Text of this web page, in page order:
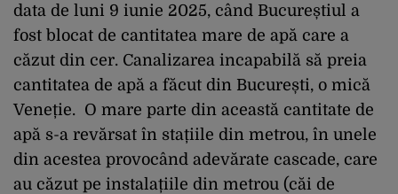
data de luni 9 iunie 2025, când Bucureștiul a
fost blocat de cantitatea mare de apă care a
căzut din cer. Canalizarea incapabilă să preia
cantitatea de apă a făcut din București, o mică
Veneție. O mare parte din această cantitate de
apă s-a revărsat în stațiile din metrou, în unele
din acestea provocând adevărate cascade, care
au căzut pe instalațiile din metrou (căi de